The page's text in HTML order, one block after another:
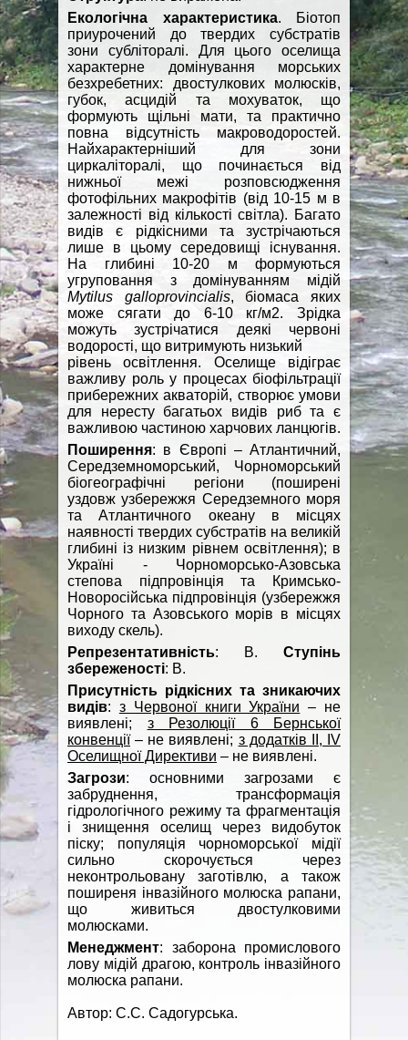
Екологічна характеристика. Біотоп
приурочений до твердих субстратів
зони субліторалі. Для цього оселища
характерне домінування морських
безхребетних: двостулкових молюсків,
губок, асцидій та мохуваток, що
формують щільні мати, та практично
повна відсутність макроводоростей.
Найхарактерніший для зони
циркаліторалі, що починається від
нижньої межі розповсюдження
фотофільних макрофітів (від 10-15 м в
залежності від кількості світла). Багато
видів є рідкісними та зустрічаються
лише в цьому середовищі існування.
На глибині 10-20 м формуються
угруповання з домінуванням мідій
Mytilus galloprovincialis, біомаса яких
може сягати до 6-10 кг/м2. Зрідка
можуть зустрічатися деякі червоні
водорості, що витримують низький
рівень освітлення. Оселище відіграє
важливу роль у процесах біофільтрації
прибережних акваторій, створює умови
для нересту багатьох видів риб та є
важливою частиною харчових ланцюгів.
Поширення: в Європі – Атлантичний,
Середземноморський, Чорноморський
біогеографічні регіони (поширені
уздовж узбережжя Середземного моря
та Атлантичного океану в місцях
наявності твердих субстратів на великій
глибині із низким рівнем освітлення); в
Україні - Чорноморсько-Азовська
степова підпровінція та Кримсько-
Новоросійська підпровінція (узбережжя
Чорного та Азовського морів в місцях
виходу скель).
Репрезентативність: B. Ступінь
збереженості: В.
Присутність рідкісних та зникаючих
видів: з Червоної книги України – не
виявлені; з Резолюції 6 Бернської
конвенції– не виявлені; з додатків II, IV
Оселищної Директиви – не виявлені.
Загрози: основними загрозами є
забруднення, трансформація
гідрологічного режиму та фрагментація
і знищення оселищ через видобуток
піску; популяція чорноморської мідії
сильно скорочується через
неконтрольовану заготівлю, а також
поширеня інвазійного молюска рапани,
що живиться двостулковими
молюсками.
Менеджмент: заборона промислового
лову мідій драгою, контроль інвазійного
молюска рапани.
Автор: С.С. Садогурська.